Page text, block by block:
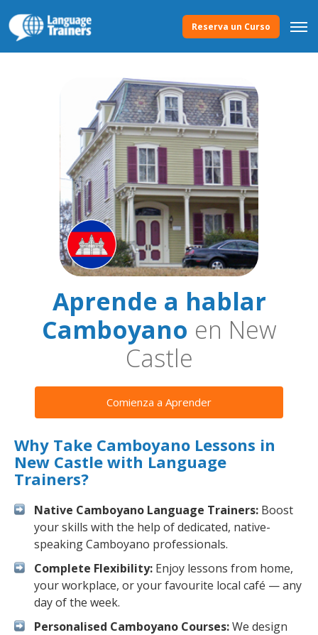
Reserva un Curso
Aprende a hablar
Camboyano en New
Castle
Comienza a Aprender
Why Take Camboyano Lessons in
New Castle with Language
Trainers?
Native Camboyano Language Trainers: Boost
your skills with the help of dedicated, native-
speaking Camboyano professionals.
Complete Flexibility: Enjoy lessons from home,
your workplace, or your favourite local café — any
day of the week.
Personalised Camboyano Courses:We design